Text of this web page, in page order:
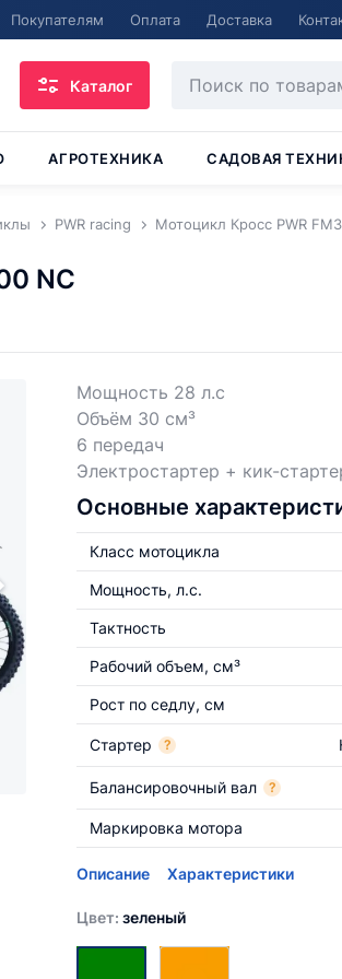
Покупателям Оплата Доставка
Каталог
АГРОТЕХНИКА САДОВАЯ
PWR racing Мотоцикл Кросс PWR
NC
Мощность 28 л.с
Объём 30 см³
6 передач
Электростартер + кик-
Основные
Класс мотоцикла
Мощность, л.с.
Тактность
Рабочий объем, см³
Рост по седлу, см
Стартер ?
Балансировочный вал ?
Маркировка мотора
Описание Характеристики
Цвет: зеленый